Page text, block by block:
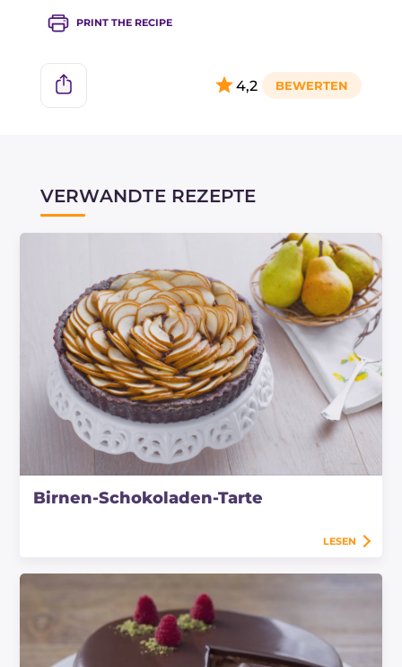
PRINT THE RECIPE
4,2
VERWANDTE REZEPTE
Birnen-Schokoladen-Tarte
LESEN